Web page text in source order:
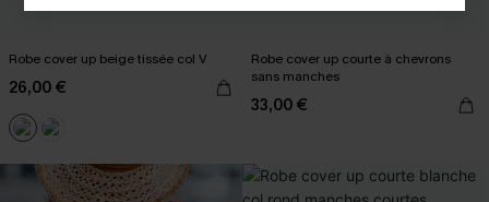
Robe cover up beige tissée col V
26,00 €
Robe cover up courte à chevrons
sans manches
33,00 €